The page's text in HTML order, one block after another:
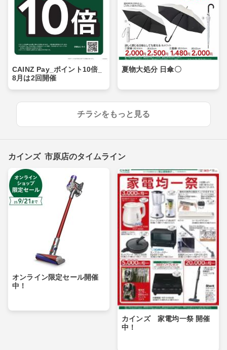
CAINZ Pay_ポイント10倍_
8月は2回開催
夏物大処分 日傘〇
チラシをもっと見る
カインズ 市原店のタイムライン
オンライン限定セール開催
中！
カインズ 家電均一祭 開催
中！